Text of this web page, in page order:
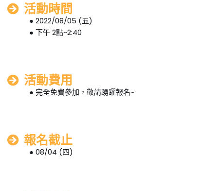
活動時間
● 2022/08/05 (五)
● 下午 2點~2:40
活動費用
● 完全免費參加，敬請踴躍報名~
報名截止
● 08/04 (四)